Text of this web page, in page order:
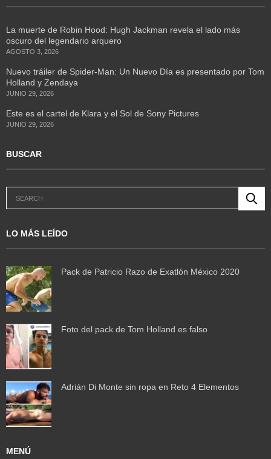
La muerte de Robin Hood: Hugh Jackman revela el lado más
oscuro del legendario arquero
AGOSTO 3, 2026
Nuevo tráiler de Spider-Man: Un Nuevo Día es presentado por Tom
Holland y Zendaya
JUNIO 29, 2026
Este es el cartel de Klara y el Sol de Sony Pictures
JUNIO 29, 2026
BUSCAR
LO MÁS LEÍDO
Pack de Patricio Razo de Exatlón México 2020
Foto del pack de Tom Holland es falso
Adrián Di Monte sin ropa en Reto 4 Elementos
MENÚ